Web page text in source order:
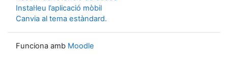
Instal·leu l’aplicació mòbil
Canvia al tema estàndard.
Funciona amb Moodle